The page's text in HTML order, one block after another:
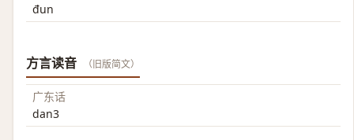
đun
方言读音 （旧版简文）
广东话
dan3